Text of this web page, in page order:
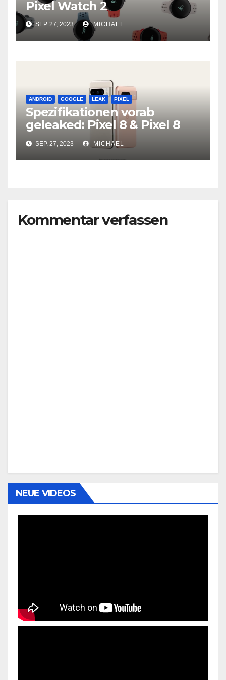
Pixel Watch 2
SEP. 27, 2023 MICHAEL
ANDROID GOOGLE LEAK PIXEL
Spezifikationen vorab
geleaked: Pixel 8 & Pixel 8
Pro
SEP. 27, 2023 MICHAEL
Kommentar verfassen
NEUE VIDEOS